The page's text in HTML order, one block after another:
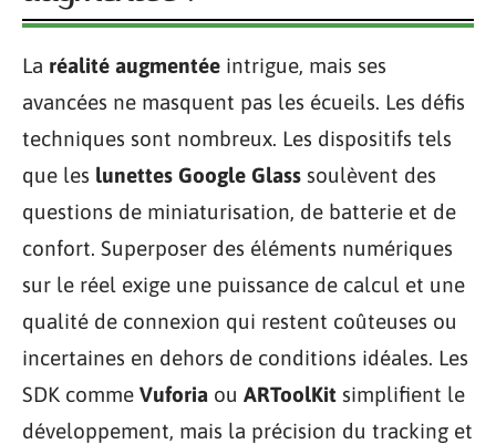
La réalité augmentée intrigue, mais ses
avancées ne masquent pas les écueils. Les défis
techniques sont nombreux. Les dispositifs tels
que les lunettes Google Glass soulèvent des
questions de miniaturisation, de batterie et de
confort. Superposer des éléments numériques
sur le réel exige une puissance de calcul et une
qualité de connexion qui restent coûteuses ou
incertaines en dehors de conditions idéales. Les
SDK comme Vuforia ou ARToolKit simplifient le
développement, mais la précision du tracking et